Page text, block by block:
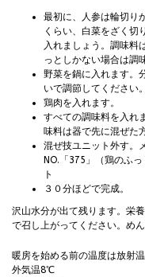
最初に、人参は輪切り
くらい、白菜をざく切
入れましょう。調味料
っとしかない場合は調
野菜を鍋に入れます。
いで調節してください。
鶏肉を入れます。
すべての調味料を入れ
味料は器で先に混ぜた
混ぜ技ユニット外す
NO.「375」（鶏のふ
ト
３０分ほどで完成。
沢山水分が出て残ります。栄
で召し上がってください。め
暖房を始める前の温度は放射
外気温8℃